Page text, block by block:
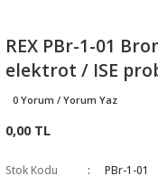
REX PBr-1-01
elektrot / ISE
0 Yorum / Yorum Yaz
0,00 TL
Stok Kodu
PBr-1-01